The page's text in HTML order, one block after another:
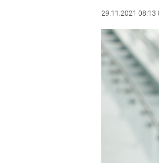
29.11.2021 08:13